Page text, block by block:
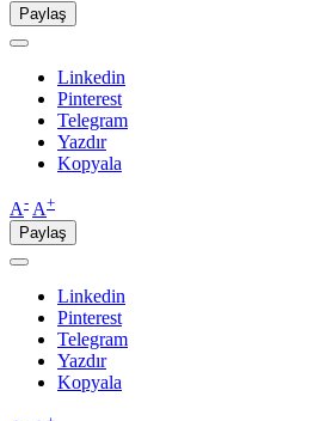
Paylaş
Linkedin
Pinterest
Telegram
Yazdır
Kopyala
A- A+
Paylaş
Linkedin
Pinterest
Telegram
Yazdır
Kopyala